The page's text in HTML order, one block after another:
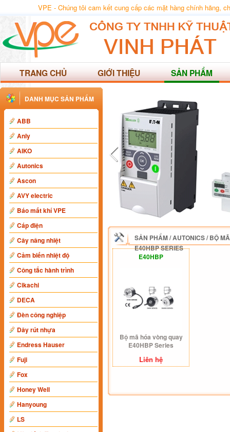
VPE - Chúng tôi cam kết cung cấp các mặt hàng chính hãng,
TRANG CHỦ GIỚI THIỆU SẢN PHẨM
DANH MỤC SẢN PHẨM
ABB
Anly
AIKO
Autonics
Ascon
AVY electric
Báo mất khí VPE
Cáp điện
Cây nâng nhiệt
Cảm biến nhiệt độ
Công tắc hành trình
Cikachi
DECA
Đèn công nghiệp
Dây rút nhựa
Endress Hauser
Fuji
Fox
Honey Well
Hanyoung
LS
SẢN PHẨM/AUTONICS/BỘ
E40HBP SERIES
E40HBP
Bộ mã hóa vòng quay
E40HBP Series
Liên hệ